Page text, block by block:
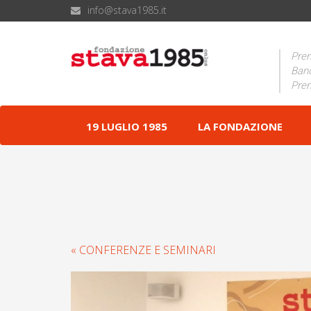
info@stava1985.it
19 LUGLIO 1985 LA FONDAZIONE
« CONFERENZE E SEMINARI